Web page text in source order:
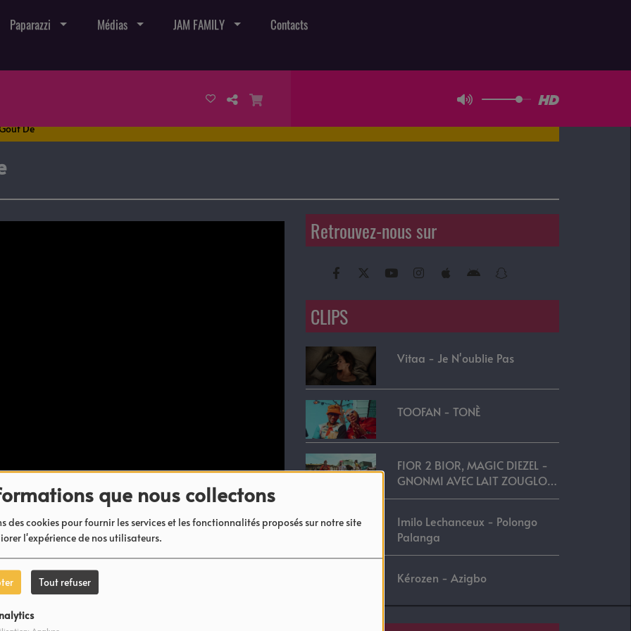
que nous collectons
des cookies pour fournir les services et les fonctionnalités proposés sur notre site
l'expérience de nos utilisateurs.
Tout refuser
Paparazzi Médias JAM FAMILY Contacts
De
De
Retrouvez-nous sur
CLIPS
Vitaa - Je N'oublie Pas
TOOFAN - TONÈ
FIOR 2 BIOR, MAGIC DIEZEL -
GNONMI AVEC LAIT ZOUGLOU
REMIX
Imilo Lechanceux - Polongo
Palanga
Kérozen - Azigbo